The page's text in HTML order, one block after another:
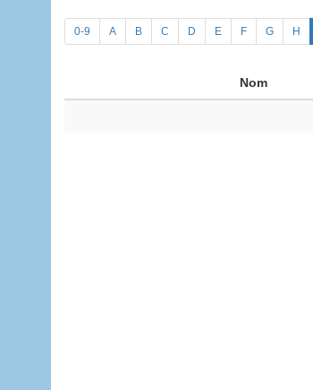
0-9 A B C D E F G H
Nom